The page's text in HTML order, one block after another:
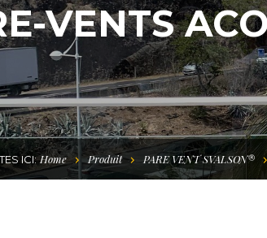
VENTS
ICI: Home Produit PARE VENT SVALSON®